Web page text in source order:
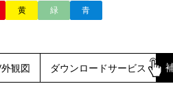
黄 緑 青
観図 ダウンロードサービス